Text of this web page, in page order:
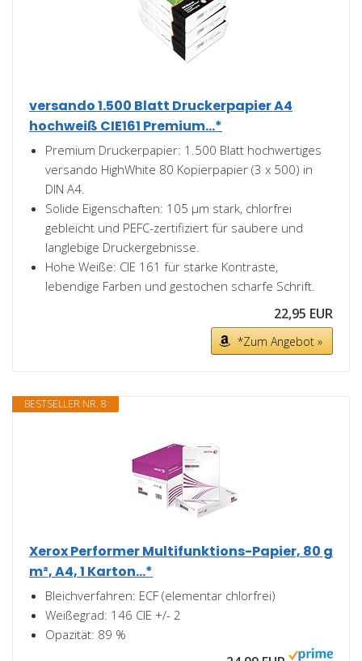
versando 1.500 Blatt Druckerpapier A4
hochweiß CIE161 Premium...*
Premium Druckerpapier: 1.500 Blatt hochwertiges
versando HighWhite 80 Kopierpapier (3 x 500) in
DIN A4.
Solide Eigenschaften: 105 µm stark, chlorfrei
gebleicht und PEFC-zertifiziert für saubere und
langlebige Druckergebnisse.
Hohe Weiße: CIE 161 für starke Kontraste,
lebendige Farben und gestochen scharfe Schrift.
22,95 EUR
*Zum Angebot »
BESTSELLER NR. 8
Xerox Performer Multifunktions-Papier, 80 g
m², A4, 1 Karton...*
Bleichverfahren: ECF (elementar chlorfrei)
Weißegrad: 146 CIE +/- 2
Opazität: 89 %